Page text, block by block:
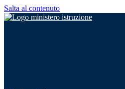
Salta al contenuto